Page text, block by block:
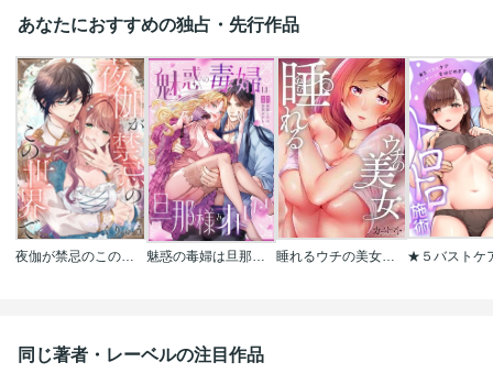
あなたにおすすめの独占・先行作品
夜伽が禁忌のこの世界で【フルカラー】 魅惑の毒婦は旦那様をオトしたい 睡れるウチの美女【フルカラー】
同じ著者・レーベルの注目作品